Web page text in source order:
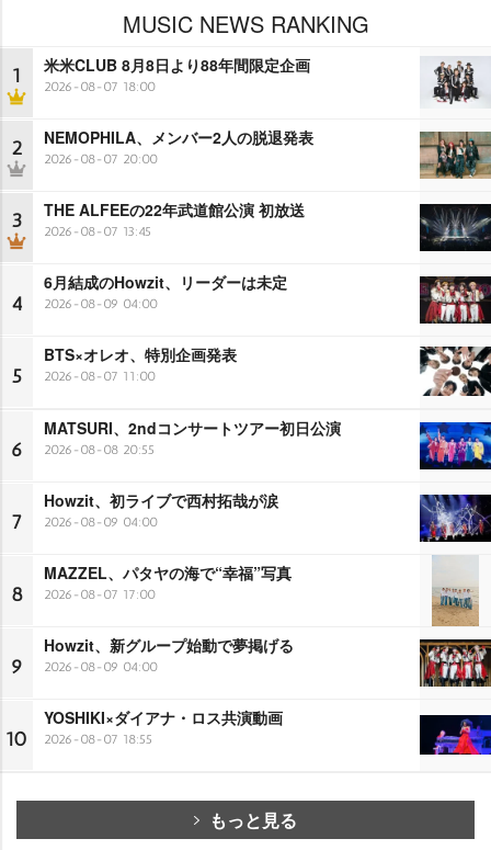
MUSIC NEWS RANKING
1 米米CLUB 8月8日より88年間限定企画
2026-08-07 18:00
2 NEMOPHILA、メンバー2人の脱退発表
2026-08-07 20:00
3 THE ALFEEの22年武道館公演 初放送
2026-08-07 13:45
4
6月結成のHowzit、リーダーは未定
2026-08-09 04:00
5
BTS×オレオ、特別企画発表
2026-08-07 11:00
6
MATSURI、2ndコンサートツアー初日公演
2026-08-08 20:55
7
Howzit、初ライブで西村拓哉が涙
2026-08-09 04:00
8
MAZZEL、パタヤの海で“幸福”写真
2026-08-07 17:00
9
Howzit、新グループ始動で夢掲げる
2026-08-09 04:00
10
YOSHIKI×ダイアナ・ロス共演動画
2026-08-07 18:55
もっと見る